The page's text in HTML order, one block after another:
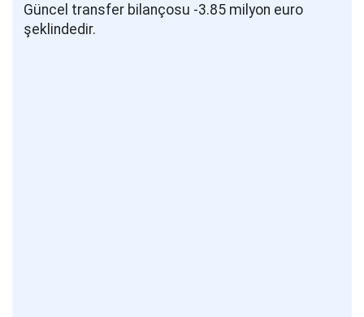
Güncel transfer bilançosu -3.85 milyon euro
şeklindedir.